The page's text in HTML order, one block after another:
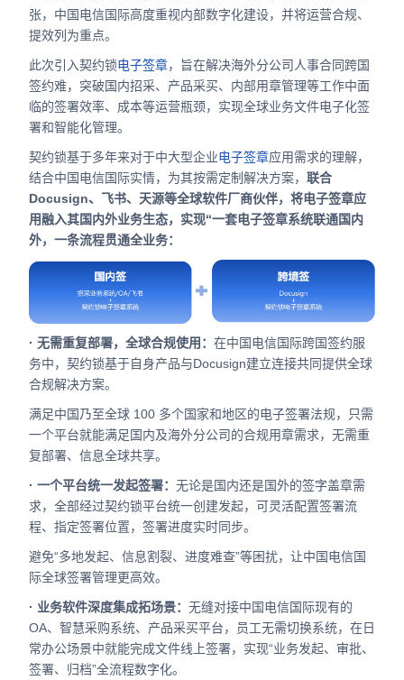
张，中国电信国际高度重视内部数字化建设，并将运营合规、
提效列为重点。
此次引入契约锁电子签章，旨在解决海外分公司人事合同跨国
签约难，突破国内招采、产品采买、内部用章管理等工作中面
临的签署效率、成本等运营瓶颈，实现全球业务文件电子化签
署和智能化管理。
契约锁基于多年来对于中大型企业电子签章应用需求的理解，
结合中国电信国际实情，为其按需定制解决方案， 联合
Docusign、飞书、天源等全球软件厂商伙伴，将电子签章应
用融入其国内外业务生态，实现“一套电子签章系统联通国内
外，一条流程贯通全业务：
· 无需重复部署，全球合规使用： 在中国电信国际跨国签约服
务中，契约锁基于自身产品与Docusign建立连接共同提供全球
合规解决方案。
满足中国乃至全球 100 多个国家和地区的电子签署法规，只需
一个平台就能满足国内及海外分公司的合规用章需求，无需重
复部署、信息全球共享。
· 一个平台统一发起签署： 无论是国内还是国外的签字盖章需
求，全部经过契约锁平台统一创建发起，可灵活配置签署流
程、指定签署位置，签署进度实时同步。
避免“多地发起、信息割裂、进度难查”等困扰，让中国电信国
际全球签署管理更高效。
· 业务软件深度集成拓场景： 无缝对接中国电信国际现有的
OA、智慧采购系统、产品采买平台，员工无需切换系统，在日
常办公场景中就能完成文件线上签署，实现“业务发起、审批、
签署、归档”全流程数字化。